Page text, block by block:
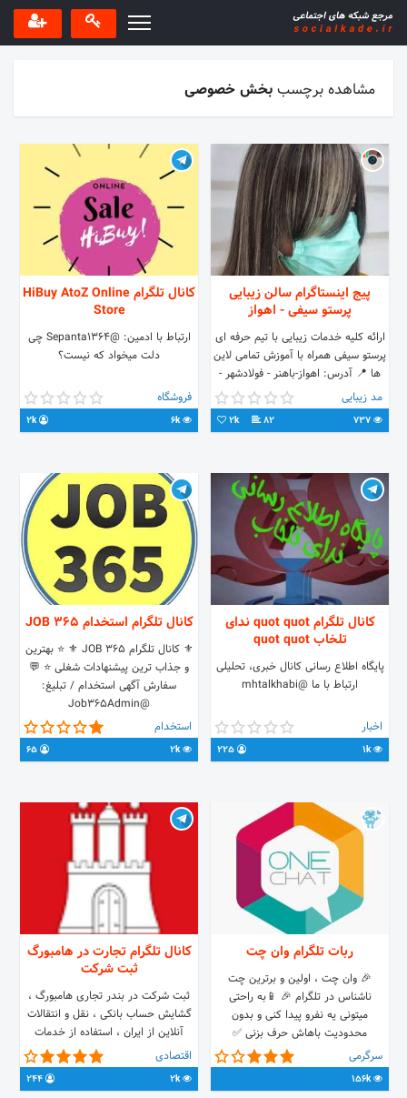
مشاهده برچسببخش خصوصی
پیج اینستاگرام سالن زیبایی
پرستو سیفی - اهواز
ارائه کلیه خدمات زیبایی با تیم حرفه ای
پرستو سیفی همراه با آموزش تمامی لاین
ها 📍 آدرس: اهواز-باهنر - فولادشهر -
خیابان‌باباطاهر-نبش ۶ مد زیبایی
82
2k
کانال تلگرام HiBuy AtoZ Online
Store
ارتباط با ادمین: @Sepanta1364 چی
دلت میخواد که نیست؟⁦
فروشگاه
6k
2k
کانال تلگرام quot quot ندای
تلخاب quot quot
پایگاه اطلاع رسانی کانال خبری، تحلیلی
ارتباط با ما @mhtalkhabi
اخبار
1k
کانال تلگرام استخدام JOB 365
⚜ کانال تلگرام JOB 365 ⚜ ⭐️ بهترین
و جذاب ترین پیشنهادات شغلی ⭐️ 💬
سفارش آگهی استخدام / تبلیغ:
@Job365Admin
استخدام
2k
ربات تلگرام وان چت
🎉 وان چت ، اولین و برترین چت
ناشناس در تلگرام 🎉 📱به راحتی
میتونی یه نفرو پیدا کنی و بدون
محدودیت باهاش حرف بزنی ✅
جستجوی افراد نزدیک (GPS) ✅ جستجو
در استان خاص ✅ جستجو با امکان
انتخاب جنسیت! ✅ و ... * بدون
سرگرمی
156k
کانال تلگرام تجارت در هامبورگ
ثبت شرکت
ثبت شرکت در بندر تجاری هامبورگ ،
گشایش حساب بانکی ، نقل و انتقالات
آنلاین از ایران ، استفاده از خدمات
دفتری و پرسنل آلمانی ، اقامت مدیر
عامل و خانواده ، مهاجرت به آلمان ،
اقامت در آلمان
اقتصادی
2k